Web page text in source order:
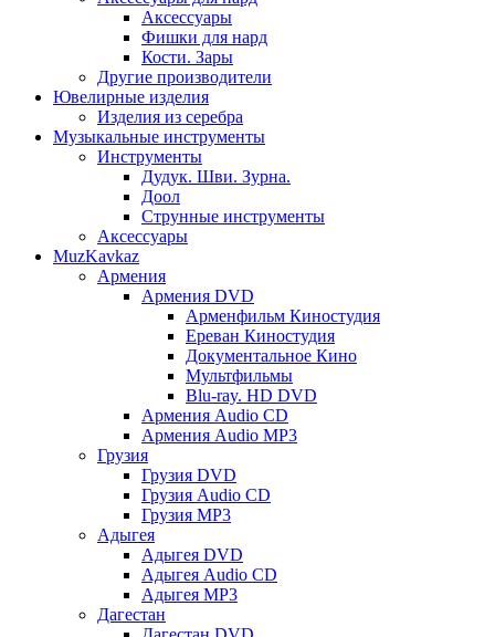
Аксессуары
Фишки для нард
Кости. Зары
Другие производители
Ювелирные изделия
Изделия из серебра
Музыкальные инструменты
Инструменты
Дудук. Шви. Зурна.
Доол
Струнные инструменты
Аксессуары
MuzKavkaz
Армения
Армения DVD
Арменфильм Киностудия
Ереван Киностудия
Документальное Кино
Мультфильмы
Blu-ray. HD DVD
Армения Audio CD
Армения Audio MP3
Грузия
Грузия DVD
Грузия Audio CD
Грузия MP3
Адыгея
Адыгея DVD
Адыгея Audio CD
Адыгея MP3
Дагестан